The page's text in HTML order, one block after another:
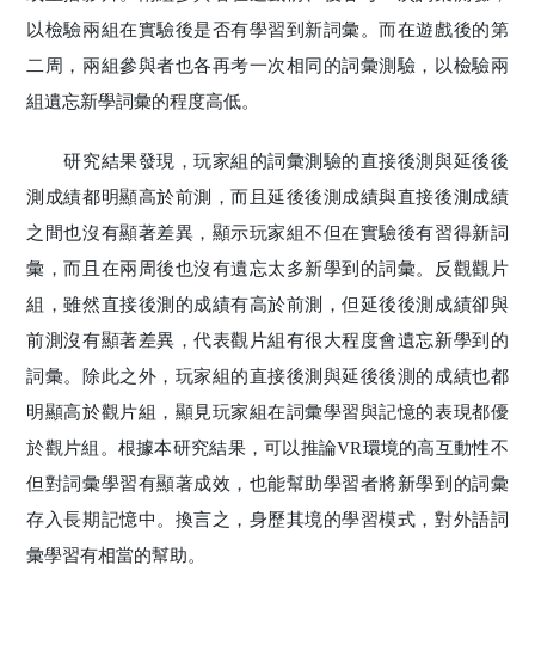
以檢驗兩組在實驗後是否有學習到新詞彙。而在遊戲後的第
二周，兩組參與者也各再考一次相同的詞彙測驗，以檢驗兩
組遺忘新學詞彙的程度高低。
研究結果發現，玩家組的詞彙測驗的直接後測與延後後
測成績都明顯高於前測，而且延後後測成績與直接後測成績
之間也沒有顯著差異，顯示玩家組不但在實驗後有習得新詞
彙，而且在兩周後也沒有遺忘太多新學到的詞彙。反觀觀片
組，雖然直接後測的成績有高於前測，但延後後測成績卻與
前測沒有顯著差異，代表觀片組有很大程度會遺忘新學到的
詞彙。除此之外，玩家組的直接後測與延後後測的成績也都
明顯高於觀片組，顯見玩家組在詞彙學習與記憶的表現都優
於觀片組。根據本研究結果，可以推論VR環境的高互動性不
但對詞彙學習有顯著成效，也能幫助學習者將新學到的詞彙
存入長期記憶中。換言之，身歷其境的學習模式，對外語詞
彙學習有相當的幫助。